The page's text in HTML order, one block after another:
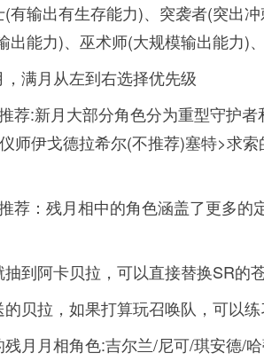
有输出有生存能力)、突袭者(突出
出能力)、巫术师(大规模输出能力)
满月从左到右选择优先级
荐:新月大部分角色分为重型守护
师伊戈德拉希尔(不推荐)塞特>求
荐：残月相中的角色涵盖了更多
到阿卡贝拉，可以直接替换SR的
贝拉，如果打算玩召唤队，可以
月月相角色:吉尔兰/尼可/琪安德/